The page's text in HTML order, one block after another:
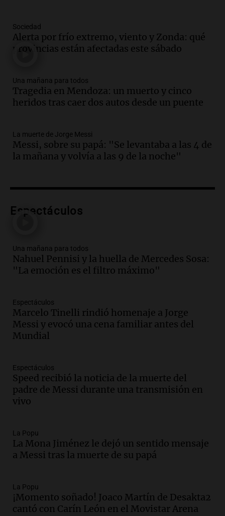
Episodios
Audio. Ley de Propiedad Privada: el revés
en el Congreso expuso una debilidad
Una mañana para todos
Episodios
Audio.Casabindo se prepara para una
Una mañana para todos
Episodios
Audio.Borges, abogada de Pourrain:
hacerle preguntas y nunca regresó"
Episodios
800 kilos de basura por jornada
Una mañana para todos
Episodios
contrato de Leo con Barcelona
Una mañana para todos
Episodios
Messi hubiera llegado adonde llegó"
Una mañana para todos
Episodios
Audio.
Una mañana para todos
Episodios
todos tenían algo que ver"
Una mañana para todos
Episodios
Sociedad
Alerta por frío extremo, viento y Zonda: qué
provincias están afectadas este sábado
Una mañana para todos
Tragedia en Mendoza: un muerto y cinco
heridos tras caer dos autos desde un puente
La muerte de Jorge Messi
Messi, sobre su papá: "Se levantaba a las 4 de
la mañana y volvía a las 9 de la noche"
Espectáculos
Una mañana para todos
Nahuel Pennisi y la huella de Mercedes Sosa:
"La emoción es el filtro máximo"
Espectáculos
Marcelo Tinelli rindió homenaje a Jorge
Messi y evocó una cena familiar antes del
Mundial
Espectáculos
Speed recibió la noticia de la muerte del
padre de Messi durante una transmisión en
vivo
La Popu
La Mona Jiménez le dejó un sentido mensaje
a Messi tras la muerte de su papá
La Popu
¡Momento soñado! Joaco Martín de Desakta2
cantó con Carín León en el Movistar Arena